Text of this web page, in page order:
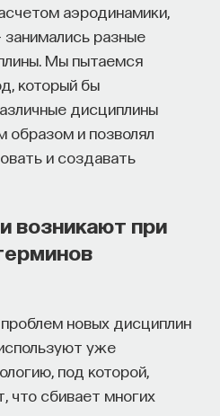
аэродинамики,
разные
Мы пытаемся
который бы
дисциплины
образом и позволял
и создавать
возникают при
новых дисциплин
уже
под которой,
что сбивает многих
подкаст основателя
о людях, которые
— разговоры
За десятки
большие языковые
Бурцевым, цифровые
будет только
подкаст на